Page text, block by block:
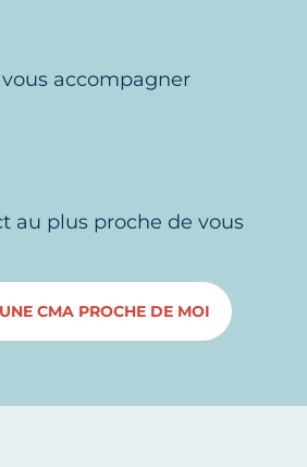
accompagner
au plus proche de vous
CMA PROCHE DE MOI